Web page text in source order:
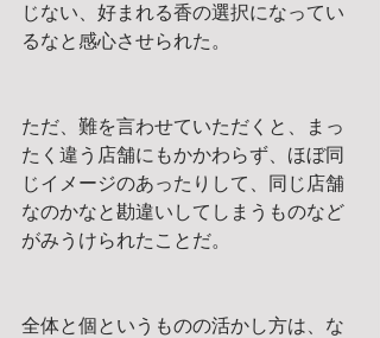
じない、好まれる香の選択になってい
るなと感心させられた。
ただ、難を言わせていただくと、まっ
たく違う店舗にもかかわらず、ほぼ同
じイメージのあったりして、同じ店舗
なのかなと勘違いしてしまうものなど
がみうけられたことだ。
全体と個というものの活かし方は、な